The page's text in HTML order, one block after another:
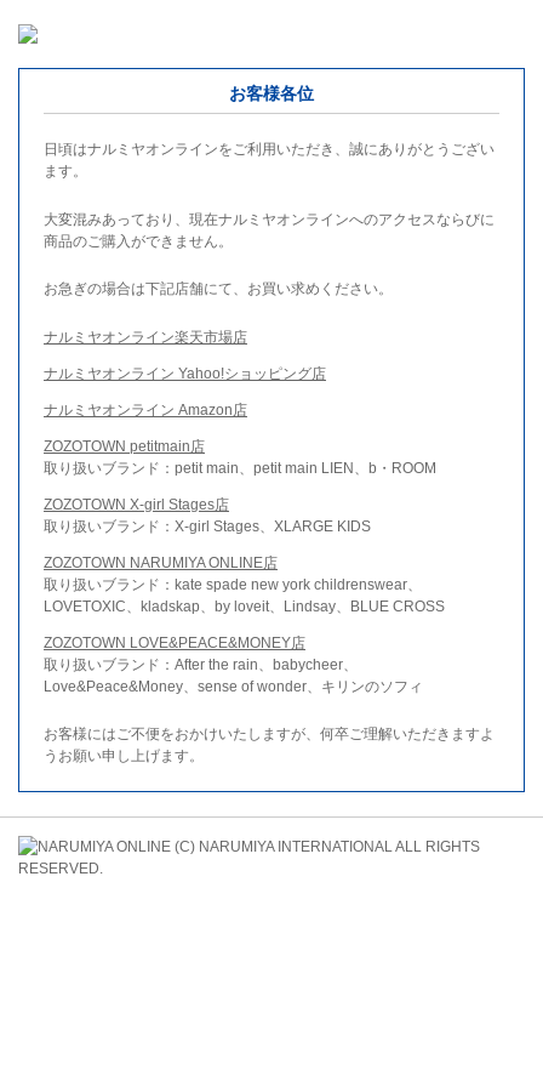
お客様各位
日頃はナルミヤオンラインをご利用いただき、誠にありがとうござい
ます。
大変混みあっており、現在ナルミヤオンラインへのアクセスならびに
商品のご購入ができません。
お急ぎの場合は下記店舗にて、お買い求めください。
ナルミヤオンライン楽天市場店
ナルミヤオンライン Yahoo!ショッピング店
ナルミヤオンライン Amazon店
ZOZOTOWN petitmain店
取り扱いブランド：petit main、petit main LIEN、b・ROOM
ZOZOTOWN X-girl Stages店
取り扱いブランド：X-girl Stages、XLARGE KIDS
ZOZOTOWN NARUMIYA ONLINE店
取り扱いブランド：kate spade new york childrenswear、
LOVETOXIC、kladskap、by loveit、Lindsay、BLUE CROSS
ZOZOTOWN LOVE&PEACE&MONEY店
取り扱いブランド：After the rain、babycheer、
Love&Peace&Money、sense of wonder、キリンのソフィ
お客様にはご不便をおかけいたしますが、何卒ご理解いただきますよ
うお願い申し上げます。